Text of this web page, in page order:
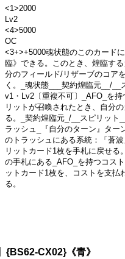
<1>2000
Lv2
<4>5000
OC
<3+>+5000魂状態のこのカード
臨》できる。このとき、煌臨す
分のフィールド/リザーブのコア
く。_魂状態___契約煌臨元__/__
v1・Lv2〔重複不可〕_AFO_を持
リットが召喚されたとき、自分
る。_契約煌臨元_/__スピリット
ラッシュ_『自分のターン』ター
のトラッシュにある系統：「蒼
リットカード1枚を手札に戻せる
の手札にある_AFO_を持つコス
ットカード1枚を、コストを支払
る。
{BS62-CX02}《青》